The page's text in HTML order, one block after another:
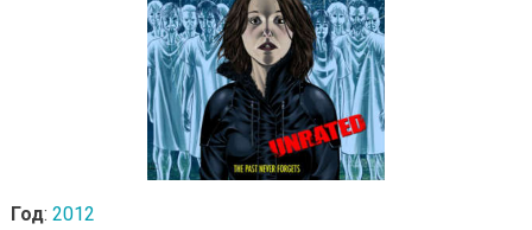
Год: 2012